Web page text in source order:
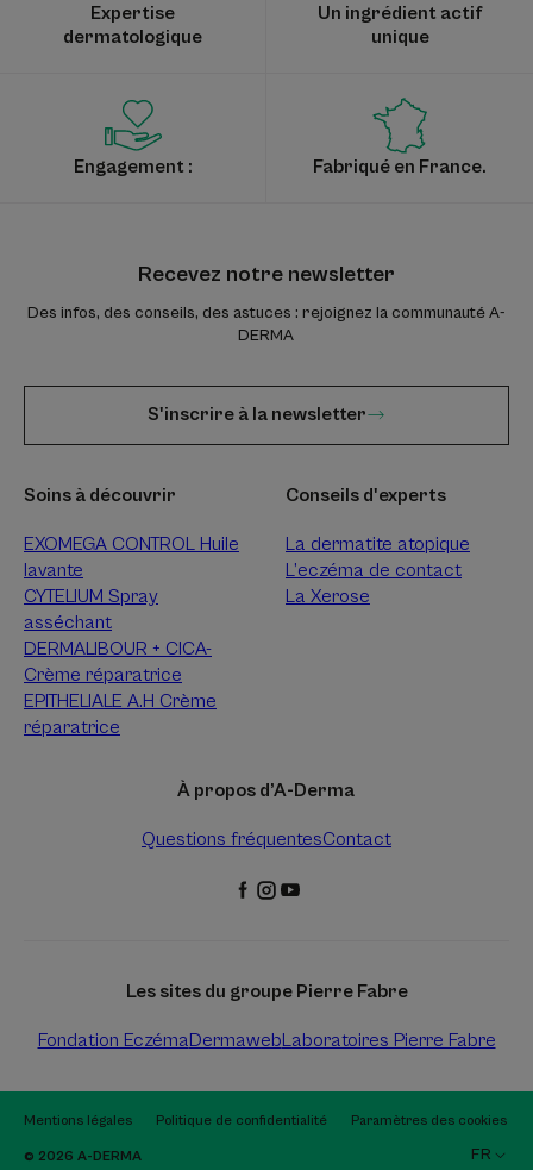
Expertise
dermatologique
Un ingrédient actif
unique
Engagement : Fabriqué en France.
Recevez notre newsletter
Des infos, des conseils, des astuces : rejoignez la communauté A-
DERMA
S'inscrire à la newsletter
Soins à découvrir
EXOMEGA CONTROL Huile
lavante
CYTELIUM Spray
asséchant
DERMALIBOUR + CICA-
Crème réparatrice
EPITHELIALE A.H Crème
réparatrice
Conseils d'experts
La dermatite atopique
L’eczéma de contact
La Xerose
À propos d’A-Derma
Questions fréquentesContact
Les sites du groupe Pierre Fabre
Fondation EczémaDermawebLaboratoires Pierre Fabre
Mentions légales Politique de confidentialité Paramètres des cookies
© 2026 A-DERMA FR